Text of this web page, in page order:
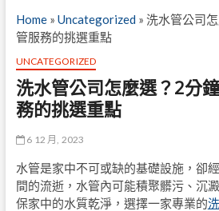
Home» Uncategorized » 洗水管公司
管服務的挑選重點
UNCATEGORIZED
洗水管公司怎麼選？2分
務的挑選重點
6 12 月, 2023
水管是家中不可或缺的基礎設施，卻
間的流逝，水管內可能積聚髒污、沉
保家中的水質乾淨，選擇一家專業的